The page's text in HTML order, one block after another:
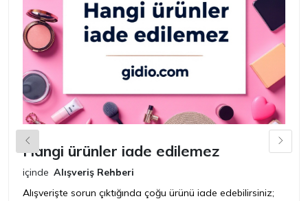
Hangi ürünler iade edilemez
içinde Alışveriş Rehberi
Alışverişte sorun çıktığında çoğu ürünü iade edebilirsiniz;